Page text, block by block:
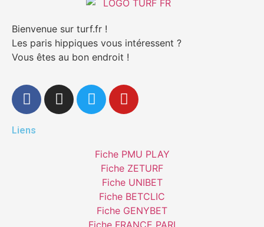
Bienvenue sur turf.fr !
Les paris hippiques vous intéressent ?
Vous êtes au bon endroit !
Liens
Fiche PMU PLAY
Fiche ZETURF
Fiche UNIBET
Fiche BETCLIC
Fiche GENYBET
Fiche FRANCE PARI